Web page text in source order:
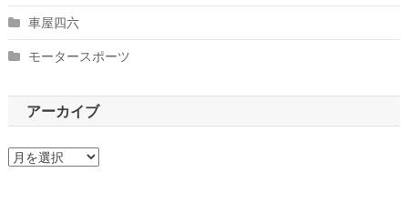
車屋四六
モータースポーツ
アーカイブ
ア